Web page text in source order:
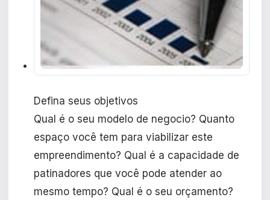
Defina seus objetivos
Qual é o seu modelo de negocio? Quanto
espaço você tem para viabilizar este
empreendimento? Qual é a capacidade de
patinadores que você pode atender ao
mesmo tempo? Qual é o seu orçamento?